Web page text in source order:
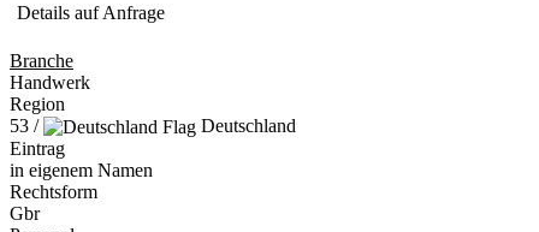
Details auf Anfrage
Branche
Handwerk
Region
53 /
Deutschland
Eintrag
in eigenem Namen
Rechtsform
Gbr